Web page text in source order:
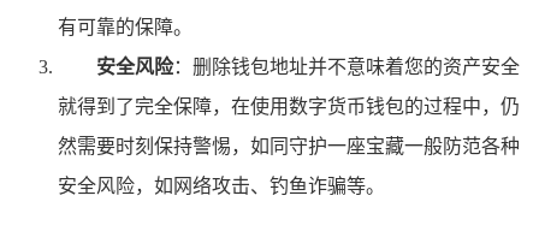
有可靠的保障。
安全风险：删除钱包地址并不意味着您的资产安全
就得到了完全保障，在使用数字货币钱包的过程中，仍
然需要时刻保持警惕，如同守护一座宝藏一般防范各种
安全风险，如网络攻击、钓鱼诈骗等。